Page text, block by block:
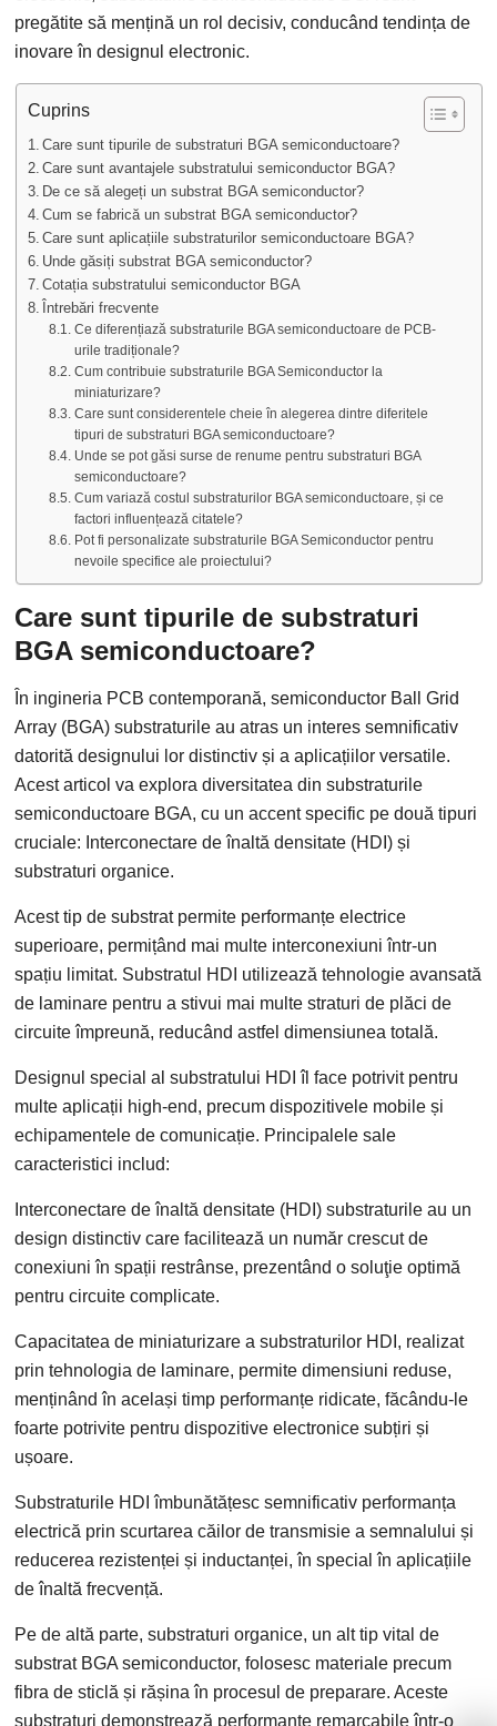
pregătite să mențină un rol decisiv, conducând tendința de
inovare în designul electronic.
Cuprins
Care sunt tipurile de substraturi BGA semiconductoare?
Care sunt avantajele substratului semiconductor BGA?
De ce să alegeți un substrat BGA semiconductor?
Cum se fabrică un substrat BGA semiconductor?
Care sunt aplicațiile substraturilor semiconductoare BGA?
Unde găsiți substrat BGA semiconductor?
Cotația substratului semiconductor BGA
Întrebări frecvente
Ce diferențiază substraturile BGA semiconductoare de PCB-
urile tradiționale?
Cum contribuie substraturile BGA Semiconductor la
miniaturizare?
Care sunt considerentele cheie în alegerea dintre diferitele
tipuri de substraturi BGA semiconductoare?
Unde se pot găsi surse de renume pentru substraturi BGA
semiconductoare?
Cum variază costul substraturilor BGA semiconductoare, și ce
factori influențează citatele?
Pot fi personalizate substraturile BGA Semiconductor pentru
nevoile specifice ale proiectului?
Care sunt tipurile de substraturi
BGA semiconductoare?
În ingineria PCB contemporană, semiconductor Ball Grid
Array (BGA) substraturile au atras un interes semnificativ
datorită designului lor distinctiv și a aplicațiilor versatile.
Acest articol va explora diversitatea din substraturile
semiconductoare BGA, cu un accent specific pe două tipuri
cruciale: Interconectare de înaltă densitate (HDI) și
substraturi organice.
Acest tip de substrat permite performanțe electrice
superioare, permițând mai multe interconexiuni într-un
spațiu limitat. Substratul HDI utilizează tehnologie avansată
de laminare pentru a stivui mai multe straturi de plăci de
circuite împreună, reducând astfel dimensiunea totală.
Designul special al substratului HDI îl face potrivit pentru
multe aplicații high-end, precum dispozitivele mobile și
echipamentele de comunicație. Principalele sale
caracteristici includ:
Interconectare de înaltă densitate (HDI) substraturile au un
design distinctiv care facilitează un număr crescut de
conexiuni în spații restrânse, prezentând o soluţie optimă
pentru circuite complicate.
Capacitatea de miniaturizare a substraturilor HDI, realizat
prin tehnologia de laminare, permite dimensiuni reduse,
menținând în același timp performanțe ridicate, făcându-le
foarte potrivite pentru dispozitive electronice subțiri și
ușoare.
Substraturile HDI îmbunătățesc semnificativ performanța
electrică prin scurtarea căilor de transmisie a semnalului și
reducerea rezistenței și inductanței, în special în aplicațiile
de înaltă frecvență.
Pe de altă parte, substraturi organice, un alt tip vital de
substrat BGA semiconductor, folosesc materiale precum
fibra de sticlă și rășina în procesul de preparare. Aceste
substraturi demonstrează performanțe remarcabile într-o